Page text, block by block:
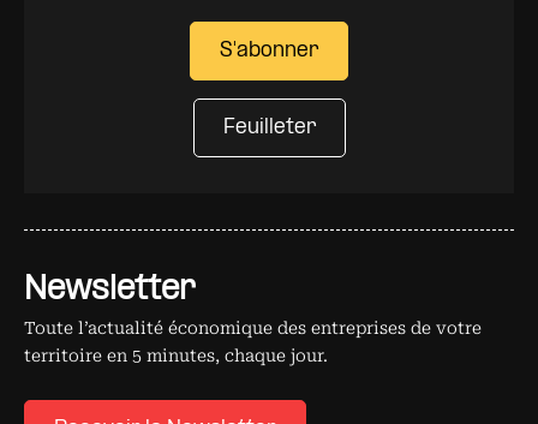
Newsletter
Toute l’actualité économique des entreprises de votre
territoire en 5 minutes, chaque jour.
S'abonner
Feuilleter